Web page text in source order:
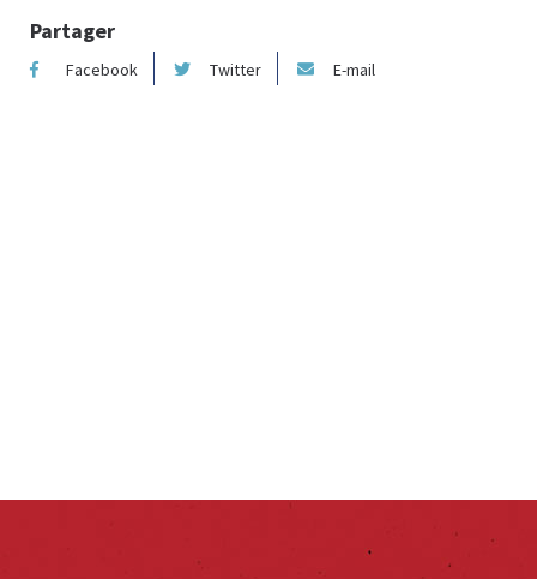
Partager
Facebook Twitter E-mail